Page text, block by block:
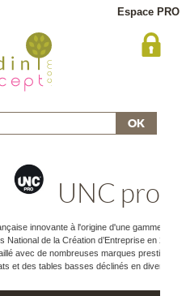
Espace PRO
UNC pro
innovante à l'origine d'une gamme de
National de la Création d’Entreprise en
avec de nombreuses marques
et des tables basses déclinés en divers